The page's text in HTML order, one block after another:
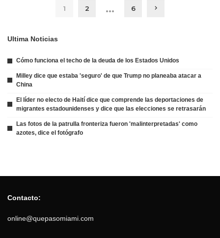
1 2 … 6
Ultima Noticias
Cómo funciona el techo de la deuda de los Estados Unidos
Milley dice que estaba 'seguro' de que Trump no planeaba atacar a
China
El líder no electo de Haití dice que comprende las deportaciones de
migrantes estadounidenses y dice que las elecciones se retrasarán
Las fotos de la patrulla fronteriza fueron 'malinterpretadas' como
azotes, dice el fotógrafo
Contacto:
online@quepasomiami.com